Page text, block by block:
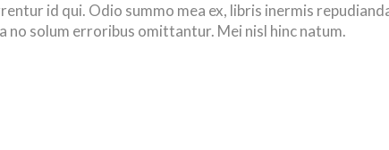
id qui. Odio summo mea ex, libris inermis
no solum erroribus omittantur. Mei nisl hinc natum.